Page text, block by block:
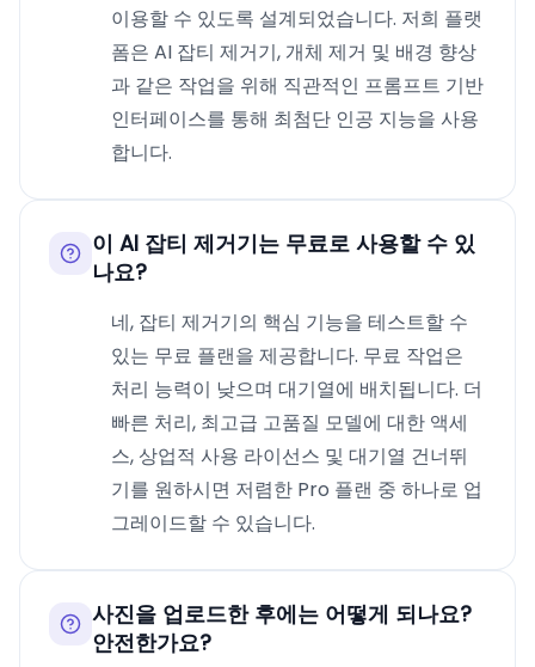
이용할 수 있도록 설계되었습니다. 저희 플랫
폼은 AI 잡티 제거기, 개체 제거 및 배경 향상
과 같은 작업을 위해 직관적인 프롬프트 기반
인터페이스를 통해 최첨단 인공 지능을 사용
합니다.
이 AI 잡티 제거기는 무료로 사용할 수 있
나요?
네, 잡티 제거기의 핵심 기능을 테스트할 수
있는 무료 플랜을 제공합니다. 무료 작업은
처리 능력이 낮으며 대기열에 배치됩니다. 더
빠른 처리, 최고급 고품질 모델에 대한 액세
스, 상업적 사용 라이선스 및 대기열 건너뛰
기를 원하시면 저렴한 Pro 플랜 중 하나로 업
그레이드할 수 있습니다.
사진을 업로드한 후에는 어떻게 되나요?
안전한가요?